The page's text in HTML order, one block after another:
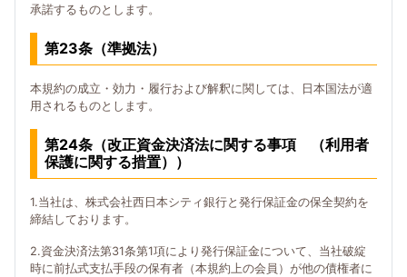
承諾するものとします。
第23条（準拠法）
本規約の成立・効力・履行および解釈に関しては、日本国法が適
用されるものとします。
第24条（改正資金決済法に関する事項 （利用者
保護に関する措置））
1.当社は、株式会社西日本シティ銀行と発行保証金の保全契約を
締結しております。
2.資金決済法第31条第1項により発行保証金について、当社破綻
時に前払式支払手段の保有者（本規約上の会員）が他の債権者に